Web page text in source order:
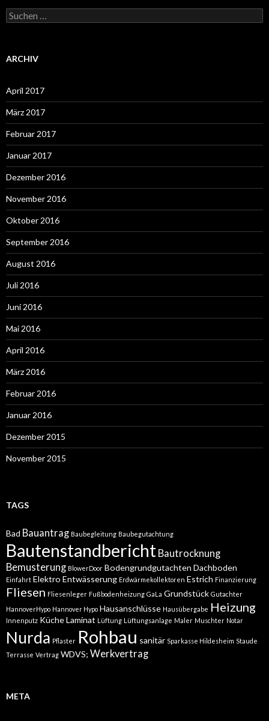
Suchen
nach:
ARCHIV
April 2017
März 2017
Februar 2017
Januar 2017
Dezember 2016
November 2016
Oktober 2016
September 2016
August 2016
Juli 2016
Juni 2016
Mai 2016
April 2016
März 2016
Februar 2016
Januar 2016
Dezember 2015
November 2015
TAGS
Bad Bauantrag Baubegleitung Baubegutachtung
Bautenstandbericht Bautrocknung
Bemusterung BlowerDoor Bodengrundgutachten Dachboden
Einfahrt Elektro Entwässerung Erdwärmekollektoren Estrich Finanzierung
Fliesen Fliesenleger Fußbodenheizung GaLa Grundstück Gutachter
HannoverHypo Hannover Hypo Hausanschlüsse Hausübergabe Heizung
Innenputz KücheLaminat Lüftung Lüftungsanlage Maler Muschter Notar
Nurda Pflaster Rohbau sanitär Sparkasse Hildesheim Staude
Terrasse Vertrag WDVS; Werkvertrag
META